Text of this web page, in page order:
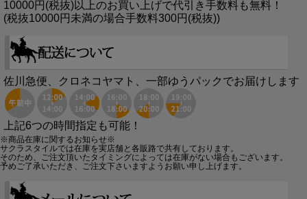
10000円(税抜)以上のお買い上げで代引き手数料も無料！
(税抜10000円未満の場合手数料300円(税抜))
佐川急便、クロネコヤマト、一部ゆうパックでお届けします
上記6つの時間指定も可能！
※商品在庫に関するお知らせ※
サクラスタイルでは在庫を実店舗と各販路で共有しております。
そのため、ご注文頂いたタイミングによっては在庫がない場合もございます。
予めご了承いただき、ご注文下さいますようお願い申し上げます。